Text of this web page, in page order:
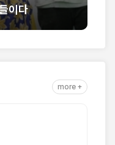
이다
more +